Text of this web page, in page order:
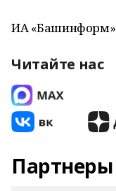
ИА «Башинформ»
Читайте нас
Партнеры